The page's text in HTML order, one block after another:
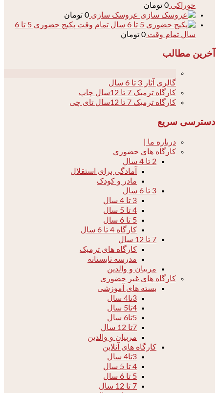
خوراکی 0 تومان
عروسک سازی 0 تومان
پکیج حضوری 5 تا 6
سال تمام وقت 0 تومان
آخرین مطالب
گالری آثار 3 تا 6 سال
کارگاه ترمیک 7 تا 12سال چاپ
کارگاه ترمیک 7 تا 12سال تای چی
دسترسی سریع
درباره ما |
کارگاه های حضوری
2 تا 4 سال
آمادگی برای استقلال
مادر و کودک
3 تا 6 سال
3 تا 4 سال
4 تا 5 سال
5 تا 6 سال
کارگاه 4 تا 6 سال
7 تا 12 سال
کارگاه های ترمیک
مدرسه تابستانه
مربیان و والدین
کارگاه های غیر حضوری
بسته های آموزشی
3تا4 سال
4تا5 سال
5تا6 سال
7تا 12 سال
مربیان و والدین
کارگاه های آنلاین
3تا4 سال
4 تا 5 سال
5 تا 6 سال
7 تا 12 سال